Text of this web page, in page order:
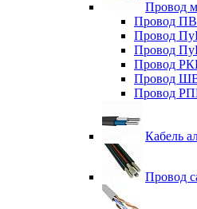
Провод
Провод
Провод
Провод
Провод
Провод
Провод
Кабель
Провод